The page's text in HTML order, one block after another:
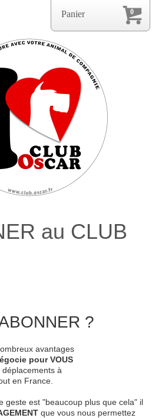
au CLUB
?
avantages
pour VOUS
à
en France.
geste est "beaucoup plus que cela" il
que vous nous permettez
0
Panier